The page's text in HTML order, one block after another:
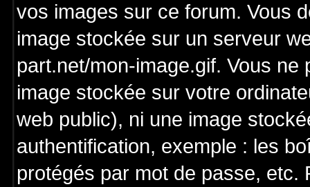
vos images sur ce forum. Vous
image stockée sur un serveur
part.net/mon-image.gif. Vous
image stockée sur votre
web public), ni une image
authentification, exemple : les
protégés par mot de passe, etc.